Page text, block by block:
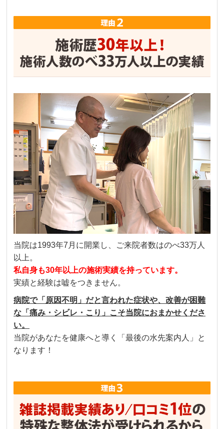
当院は1993年7月に開業し、ご来院者数はのべ33万人
以上。
私自身も30年以上の施術実績を持っています。
実績と経験は嘘をつきません。
病院で「原因不明」だと言われた症状や、改善が困難
な「痛み・シビレ・こり」こそ当院におまかせくださ
い。
当院があなたを健康へと導く「最後の水先案内人」と
なります！